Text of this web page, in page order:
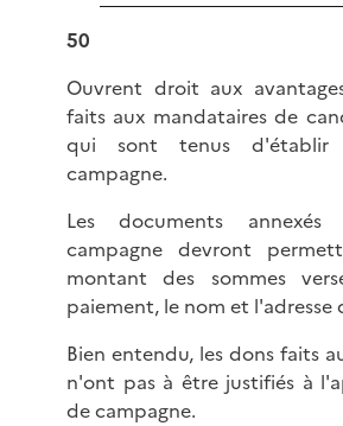
50
Ouvrent droit aux
faits aux mandataires de
qui sont tenus
campagne.
Les documents
campagne devront
montant des sommes
paiement, le nom et l'adresse
Bien entendu, les dons faits
n'ont pas à être justifiés à
de campagne.